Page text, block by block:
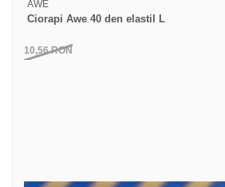
AWE
Ciorapi Awe 40 den elastil L
10,56RON